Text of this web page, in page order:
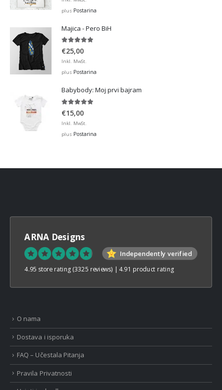
plus Postarina
Majica - Pero BiH
5.00out of 5
€25,00
Inkl. MwSt.
plus Postarina
Babybody: Moj prvi bajram
€15,00
Inkl. MwSt.
plus Postarina
ARNA Designs
Independently verified
4.95 store rating (3325 reviews) | 4.91 product rating
O nama
Dostava i isporuka
FAQ – Učestala Pitanja
Pravila Privatnosti